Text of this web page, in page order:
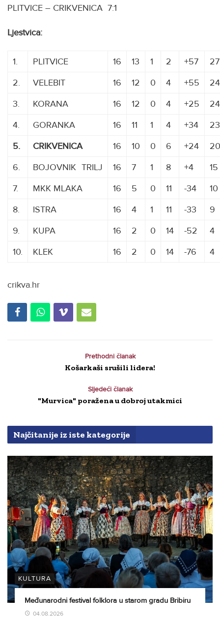
PLITVICE – CRIKVENICA 7:1
Ljestvica:
1. PLITVICE 16 13 1 2 +57
27
2.
VELEBIT 16 12 0 4 +55
24
3.
KORANA 16 12 0 4 +25
24
4.
GORANKA 16 11 1 4 +34
23
5.
CRIKVENICA 16 10 0 6 +24
20
6.
BOJOVNIK TRILJ 16 7 1 8 +4
15
7.
MKK MLAKA 16 5 0 11 -34
10
8.
ISTRA 16 4 1 11 -33
9
9.
KUPA 16 2 0 14 -52
4
10.
KLEK 16 2 0 14 -76 4
crikva.hr
Prethodni članak
Košarkaši srušili lidera!
Sljedeći članak
"Murvica" poražena u dobroj utakmici
Najčitanije iz iste kategorije
KULTURA
Međunarodni festival folklora u starom gradu Bribiru
04.08.2026